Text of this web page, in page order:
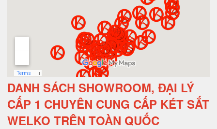
DANH SÁCH SHOWROOM, ĐẠI LÝ
CẤP 1 CHUYÊN CUNG CẤP KÉT SẮT
WELKO TRÊN TOÀN QUỐC